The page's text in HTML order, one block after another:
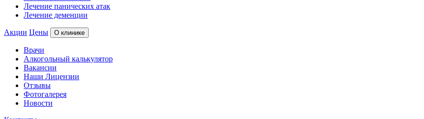
Лечение панических атак
Лечение деменции
Акции Цены О клинике
Врачи
Алкогольный калькулятор
Вакансии
Наши Лицензии
Отзывы
Фотогалерея
Новости